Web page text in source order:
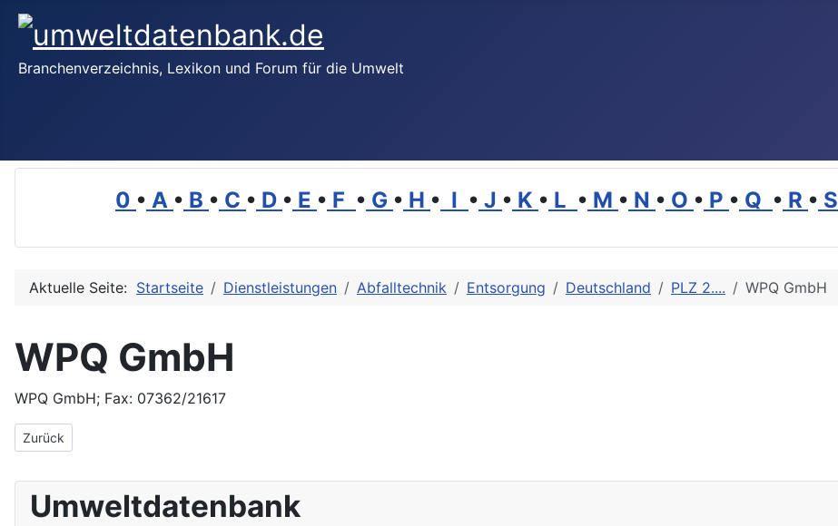
Branchenverzeichnis, Lexikon und Forum für die Umwelt
0 • A • B • C • D • E • F • G • H • I • J • K • L • M • N • O • P • Q • R • S
Aktuelle Seite: Startseite Dienstleistungen Abfalltechnik Entsorgung Deutschland PLZ 2.... WPQ GmbH
WPQ GmbH
WPQ GmbH; Fax: 07362/21617
Vorheriger Beitrag: Werner Huber
Zurück
Umweltdatenbank